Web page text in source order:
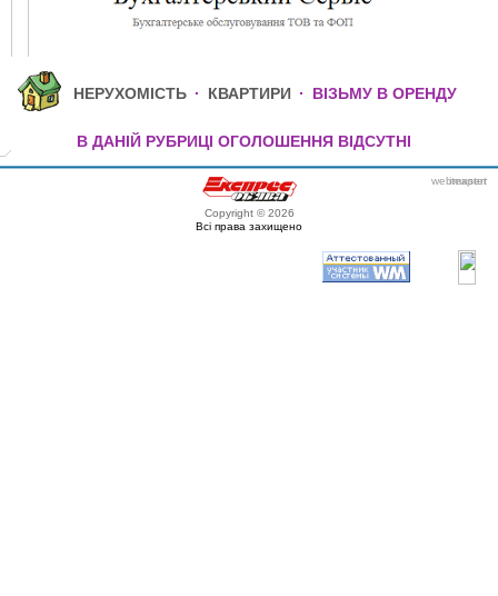
НЕРУХОМІСТЬ · КВАРТИРИ · ВІЗЬМУ В ОРЕНДУ
В ДАНІЙ РУБРИЦІ ОГОЛОШЕННЯ ВІДСУТНІ
Copyright © 2026
Всі права захищено
webmaster
itexpert